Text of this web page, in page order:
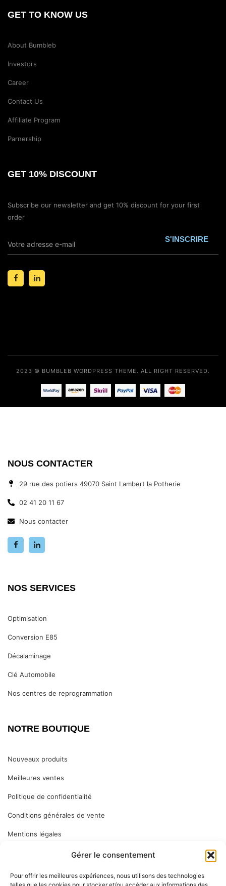
Gérer le consentement
Pour offrir les meilleures expériences, nous utilisons des technologies
GET TO KNOW US
About Bumbleb
Investors
Career
Contact Us
Affiliate Program
Parnership
GET 10% DISCOUNT
Subscribe our newsletter and get 10% discount for your first
order
2023 © BUMBLEB WORDPRESS THEME. ALL RIGHT RESERVED.
NOUS CONTACTER
29 rue des potiers 49070 Saint Lambert la Potherie
02 41 20 11 67
Nous contacter
NOS SERVICES
Optimisation
Conversion E85
Décalaminage
Clé Automobile
Nos centres de reprogrammation
NOTRE BOUTIQUE
Nouveaux produits
Meilleures ventes
Politique de confidentialité
Conditions générales de vente
Mentions légales